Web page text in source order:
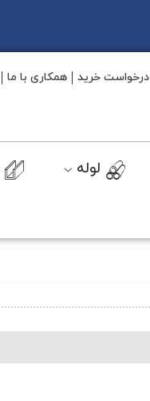
درخواست خرید همکاری با ما
لوله